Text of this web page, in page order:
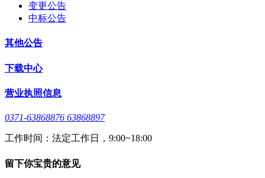
变更公告
中标公告
其他公告
下载中心
营业执照信息
0371-63868876 63868897
工作时间：法定工作日，9:00~18:00
留下你宝贵的意见